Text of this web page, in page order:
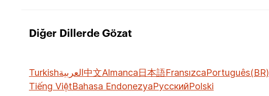
Diğer Dillerde Gözat
Turkishالعربية中文Almanca日本語FransızcaPortuguês(BR)
Tiếng ViệtBahasa EndonezyaРусскийPolski